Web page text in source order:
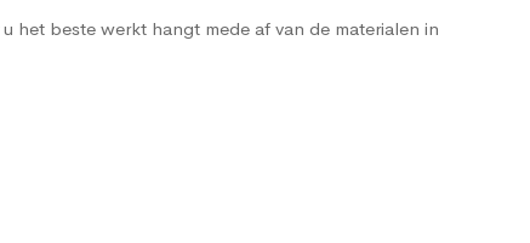
het beste werkt hangt mede af van de materialen in